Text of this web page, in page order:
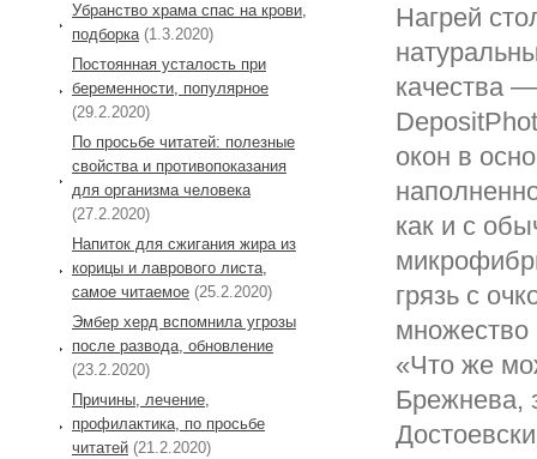
Нагрей
качества
окон в
как и с
грязь с
«Что же
Брежнева,
Убранство храма спас на крови,
подборка(1.3.2020)
Постоянная усталость при
беременности, популярное
(29.2.2020)
По просьбе читатей: полезные
свойства и противопоказания
для организма человека
(27.2.2020)
Напиток для сжигания жира из
корицы и лаврового листа,
самое читаемое (25.2.2020)
Эмбер херд вспомнила угрозы
после развода, обновление
(23.2.2020)
Причины, лечение,
профилактика, по просьбе
читатей (21.2.2020)